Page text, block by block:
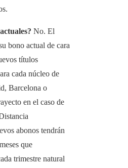
No. El
bono actual de cara
títulos
cada núcleo de
Barcelona o
en el caso de
abonos tendrán
que
trimestre natural